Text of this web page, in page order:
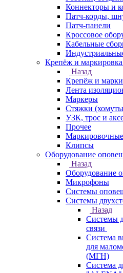
Коннекторы и
Патч-корды,
Патч-панели
Кроссовое
Кабельные
Крепёж и маркировка
Назад
Крепёж и
Лента
Маркеры
Стяжки
УЗК, трос и
Прочее
Клипсы
Оборудование
Назад
Оборудование
Микрофоны
Системы
Системы
Назад
Системы
связи
Система
для
(МГН)
Система